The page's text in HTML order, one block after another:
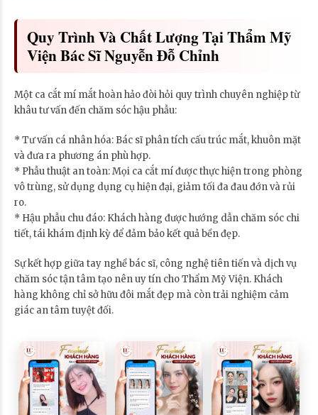
Quy Trình Và Chất Lượng Tại Thẩm Mỹ
Viện Bác Sĩ Nguyễn Đỗ Chỉnh
Một ca cắt mí mắt hoàn hảo đòi hỏi quy trình chuyên nghiệp từ
khâu tư vấn đến chăm sóc hậu phẫu:
* Tư vấn cá nhân hóa: Bác sĩ phân tích cấu trúc mắt, khuôn mặt
và đưa ra phương án phù hợp.
* Phẫu thuật an toàn: Mọi ca cắt mí được thực hiện trong phòng
vô trùng, sử dụng dụng cụ hiện đại, giảm tối đa đau đớn và rủi
ro.
* Hậu phẫu chu đáo: Khách hàng được hướng dẫn chăm sóc chi
tiết, tái khám định kỳ để đảm bảo kết quả bền đẹp.
Sự kết hợp giữa tay nghề bác sĩ, công nghệ tiên tiến và dịch vụ
chăm sóc tận tâm tạo nên uy tín cho Thẩm Mỹ Viện. Khách
hàng không chỉ sở hữu đôi mắt đẹp mà còn trải nghiệm cảm
giác an tâm tuyệt đối.